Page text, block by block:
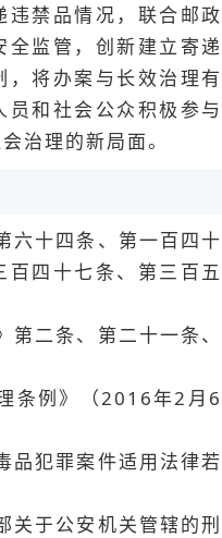
禁品情况，联合邮政
全监管，创新建立寄递
将办案与长效治理有
和社会公众积极参与
治理的新局面。
六十四条、第一百四十
四十七条、第三百五
第二条、第二十一条、
条例》（2016年2月6
品犯罪案件适用法律若
关于公安机关管辖的刑